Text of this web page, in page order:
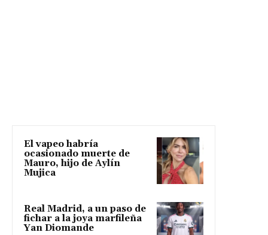
El vapeo habría
ocasionado muerte de
Mauro, hijo de Aylín
Mujica
Real Madrid, a un paso de
fichar a la joya marfileña
Yan Diomande